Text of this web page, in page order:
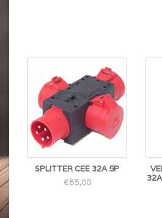
SPLITTER CEE 32A 5P
€85,00